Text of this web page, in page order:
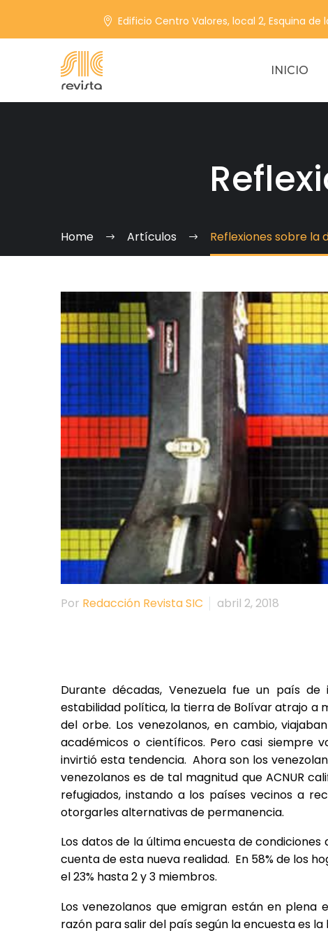
Edificio Centro Valores, local 2, Esquina de
INICIO
Home Artículos Reflexiones sobre la
Por Redacción Revista SIC abril 2, 2018
Durante décadas, Venezuela fue un país
estabilidad política, la tierra de Bolívar atrajo a
del orbe. Los venezolanos, en cambio,
académicos o científicos. Pero casi siempre
invirtió esta tendencia. Ahora son los
venezolanos es de tal magnitud que ACNUR
refugiados, instando a los países vecinos a
otorgarles alternativas de permanencia.
Los datos de la última encuesta de condiciones
cuenta de esta nueva realidad. En 58% de los
el 23% hasta 2 y 3 miembros.
Los venezolanos que emigran están en
razón para salir del país según la encuesta es